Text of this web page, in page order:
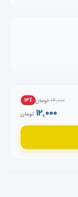
۱۴,۰۰۰ تومان ۱۴٪
۱۲,۰۰۰ تومان